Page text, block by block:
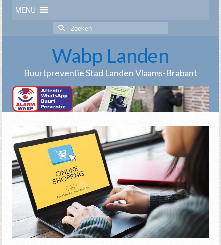
MENU
Zoek
naar:
Wabp Landen
Buurtpreventie Stad Landen Vlaams-Brabant